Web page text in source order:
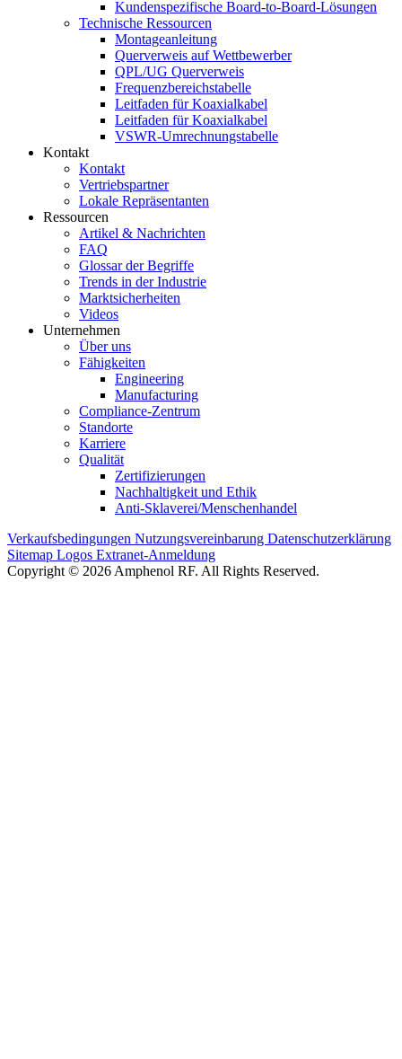
Kundenspezifische Board-to-Board-Lösungen
Technische Ressourcen
Montageanleitung
Querverweis auf Wettbewerber
QPL/UG Querverweis
Frequenzbereichstabelle
Leitfaden für Koaxialkabel
Leitfaden für Koaxialkabel
VSWR-Umrechnungstabelle
Kontakt
Kontakt
Vertriebspartner
Lokale Repräsentanten
Ressourcen
Artikel & Nachrichten
FAQ
Glossar der Begriffe
Trends in der Industrie
Marktsicherheiten
Videos
Unternehmen
Über uns
Fähigkeiten
Engineering
Manufacturing
Compliance-Zentrum
Standorte
Karriere
Qualität
Zertifizierungen
Nachhaltigkeit und Ethik
Anti-Sklaverei/Menschenhandel
Verkaufsbedingungen Nutzungsvereinbarung Datenschutzerklärung
Sitemap Logos Extranet-Anmeldung
Copyright © 2026 Amphenol RF. All Rights Reserved.